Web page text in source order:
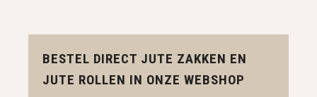
BESTEL DIRECT JUTE ZAKKEN EN
JUTE ROLLEN IN ONZE WEBSHOP